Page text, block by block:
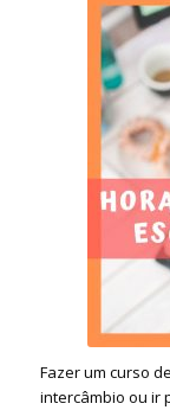
Fazer um curso
intercâmbio ou ir